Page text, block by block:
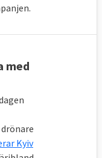
med
Kyiv